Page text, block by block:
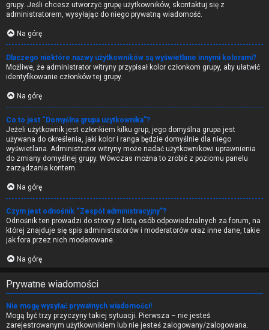
grupy. Jeśli chcesz utworzyć grupę użytkowników, skontaktuj się z
administratorem, wysyłając do niego prywatną wiadomość.
Na górę
Dlaczego niektóre nazwy użytkowników są wyświetlane innymi kolorami?
Możliwe, że administrator witryny przypisał kolor członkom grupy, aby ułatwić
identyfikowanie członków tej grupy.
Na górę
Co to jest “Domyślna grupa użytkownika”?
Jeżeli użytkownik jest członkiem kilku grup, jego domyślna grupa jest
używana do określenia, jaki kolor i ranga będzie domyślnie dla niego
wyświetlana. Administrator witryny może nadać użytkownikowi uprawnienia
do zmiany domyślnej grupy. Wówczas można to zrobić z poziomu panelu
zarządzania kontem.
Na górę
Czym jest odnośnik “Zespół administracyjny”?
Odnośnik ten prowadzi do strony z listą osób odpowiedzialnych za forum, na
której znajduje się spis administratorów i moderatorów oraz inne dane, takie
jak fora przez nich moderowane.
Na górę
Prywatne wiadomości
Nie mogę wysyłać prywatnych wiadomości!
Mogą być trzy przyczyny takiej sytuacji. Pierwsza – nie jesteś
zarejestrowanym użytkownikiem lub nie jesteś zalogowany/zalogowana.